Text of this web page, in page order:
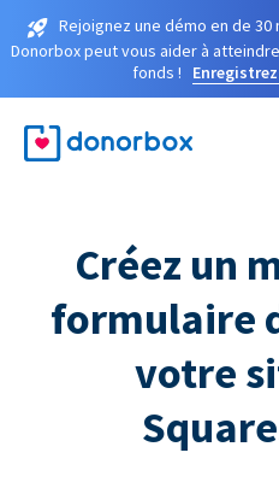
Rejoignez une démo en de
Donorbox peut vous aider à
fonds !
Créez un
formulaire
votre